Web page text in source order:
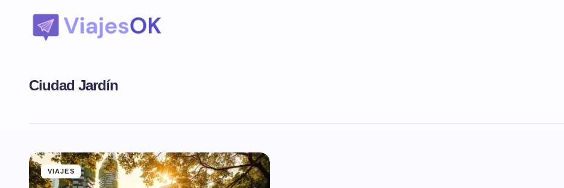
Ciudad Jardín
VIAJES